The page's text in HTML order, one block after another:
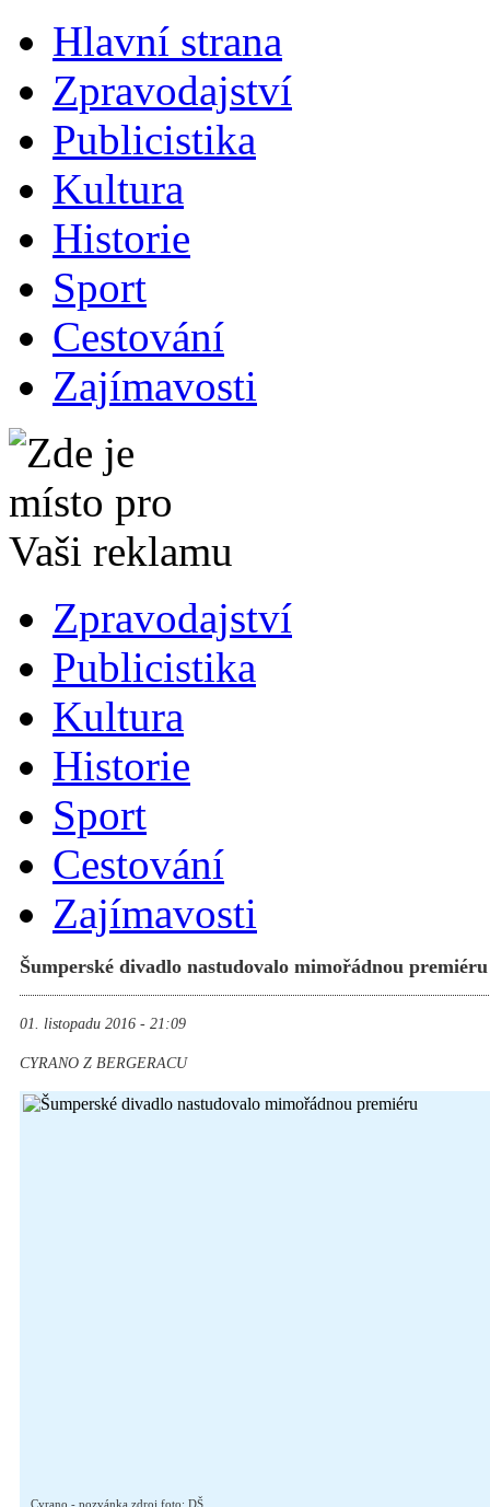
Hlavní strana
Zpravodajství
Publicistika
Kultura
Historie
Sport
Cestování
Zajímavosti
Zpravodajství
Publicistika
Kultura
Historie
Sport
Cestování
Zajímavosti
Šumperské divadlo nastudovalo mimořádnou premiéru
01. listopadu 2016 - 21:09
CYRANO Z BERGERACU
Cyrano - pozvánka zdroj foto: DŠ